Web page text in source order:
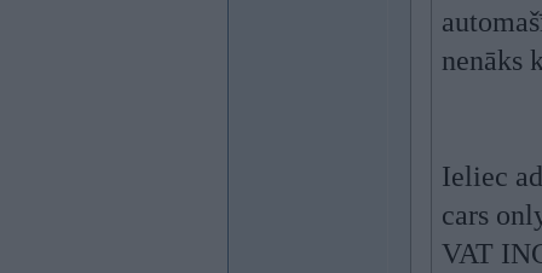
nenāks
Ieliec
cars
VAT